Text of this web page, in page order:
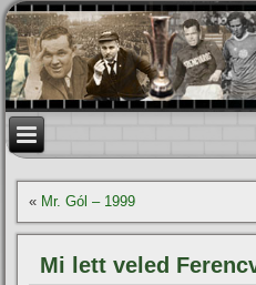
« Mr. Gól – 1999
Mi lett veled